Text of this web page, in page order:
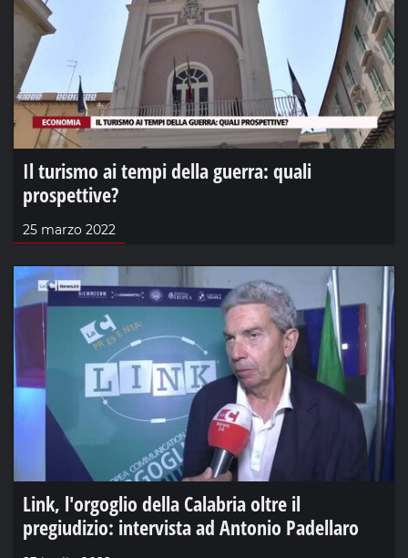
Il turismo ai tempi della guerra: quali
prospettive?
25 marzo 2022
Link, l'orgoglio della Calabria oltre il
pregiudizio: intervista ad Antonio Padellaro